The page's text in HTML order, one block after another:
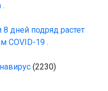
.
дней подряд растет
COVID-19 .
(2230)